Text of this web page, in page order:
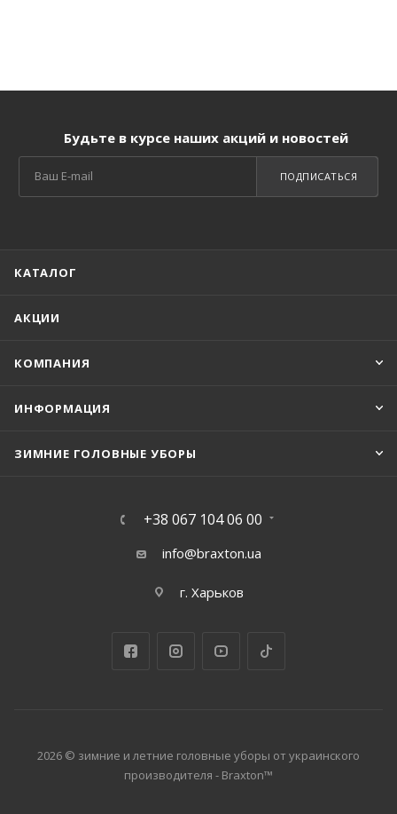
Будьте в курсе наших акций и новостей
ПОДПИСАТЬСЯ
КАТАЛОГ
АКЦИИ
КОМПАНИЯ
ИНФОРМАЦИЯ
ЗИМНИЕ ГОЛОВНЫЕ УБОРЫ
+38 067 104 06 00
info@braxton.ua
г. Харьков
2026 © зимние и летние головные уборы от украинского
производителя - Braxton™